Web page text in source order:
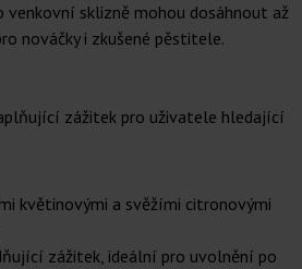
sklizně mohou dosáhnout až
nováčky i zkušené pěstitele.
zážitek pro uživatele hledající
květinovými a svěžími citronovými
zážitek, ideální pro uvolnění po